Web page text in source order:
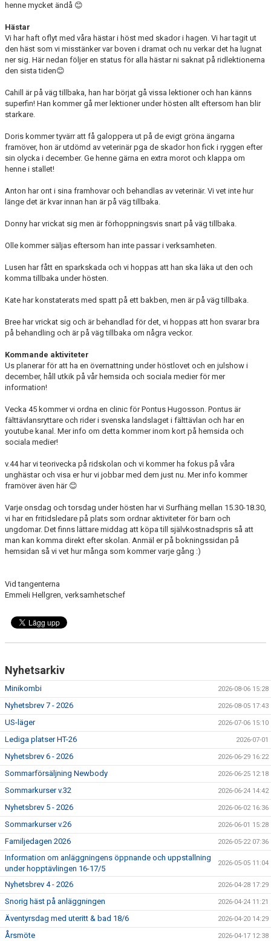
henne mycket ändå 😊
Hästar
Vi har haft oflyt med våra hästar i höst med skador i hagen. Vi har tagit ut
den häst som vi misstänker var boven i dramat och nu verkar det ha lugnat
ner sig. Här nedan följer en status för alla hästar ni saknat på ridlektionerna
den sista tiden😊
Cahill är på väg tillbaka, han har börjat gå vissa lektioner och han känns
superfin! Han kommer gå mer lektioner under hösten allt eftersom han blir
starkare.
Doris kommer tyvärr att få galoppera ut på de evigt gröna ängarna
framöver, hon är utdömd av veterinär pga de skador hon fick i ryggen efter
sin olycka i december. Ge henne gärna en extra morot och klappa om
henne i stallet!
Anton har ont i sina framhovar och behandlas av veterinär. Vi vet inte hur
länge det är kvar innan han är på väg tillbaka.
Donny har vrickat sig men är förhoppningsvis snart på väg tillbaka.
Olle kommer säljas eftersom han inte passar i verksamheten.
Lusen har fått en sparkskada och vi hoppas att han ska läka ut den och
komma tillbaka under hösten.
Kate har konstaterats med spatt på ett bakben, men är på väg tillbaka.
Bree har vrickat sig och är behandlad för det, vi hoppas att hon svarar bra
på behandling och är på väg tillbaka om några veckor.
Kommande aktiviteter
Us planerar för att ha en övernattning under höstlovet och en julshow i
december, håll utkik på vår hemsida och sociala medier för mer
information!
Vecka 45 kommer vi ordna en clinic för Pontus Hugosson. Pontus är
fälttävlansryttare och rider i svenska landslaget i fälttävlan och har en
youtube kanal. Mer info om detta kommer inom kort på hemsida och
sociala medier!
v.44 har vi teorivecka på ridskolan och vi kommer ha fokus på våra
unghästar och visa er hur vi jobbar med dem just nu. Mer info kommer
framöver även här 😊
Varje onsdag och torsdag under hösten har vi Surfhäng mellan 15.30-18.30,
vi har en fritidsledare på plats som ordnar aktiviteter för barn och
ungdomar. Det finns lättare middag att köpa till självkostnadspris så att
man kan komma direkt efter skolan. Anmäl er på bokningssidan på
hemsidan så vi vet hur många som kommer varje gång :)
Vid tangenterna
Emmeli Hellgren, verksamhetschef
Nyhetsarkiv
Minikombi 2026-08-06 15:28
Nyhetsbrev 7 - 2026 2026-08-05 17:43
US-läger 2026-07-06 15:10
Lediga platser HT-26 2026-07-01
Nyhetsbrev 6 - 2026 2026-06-29 16:22
Sommarförsäljning Newbody 2026-06-25 12:18
Sommarkurser v.32 2026-06-24 14:42
Nyhetsbrev 5 - 2026 2026-06-02 16:36
Sommarkurser v.26 2026-06-01 15:28
Familjedagen 2026 2026-05-22 07:36
Information om anläggningens öppnande och uppstallning
under hopptävlingen 16-17/5
2026-05-05 11:04
Nyhetsbrev 4 - 2026 2026-04-28 17:29
Snorig häst på anläggningen 2026-04-24 11:21
Äventyrsdag med uteritt & bad 18/6 2026-04-20 14:29
Årsmöte 2026-04-17 12:38